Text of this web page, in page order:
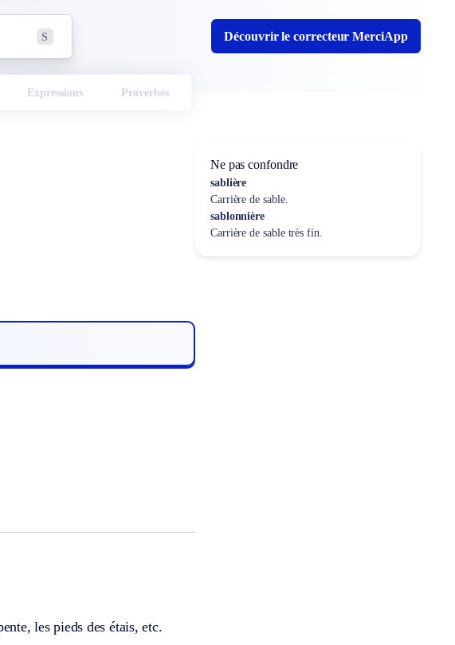
S Découvrir le correcteur MerciApp
Expressions Proverbes
les pieds des étais, etc.
Ne pas confondre
sablière
Carrière de sable.
sablonnière
Carrière de sable très fin.